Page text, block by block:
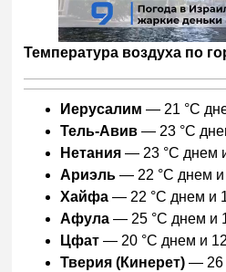
Температура воздуха по
Иерусалим — 21 °C
Тель-Авив — 23 °C
Нетания — 23 °C днем
Ариэль — 22 °C днем и
Хайфа — 22 °C днем и
Афула — 25 °C днем и
Цфат — 20 °C днем и
Тверия (Кинерет) — 26